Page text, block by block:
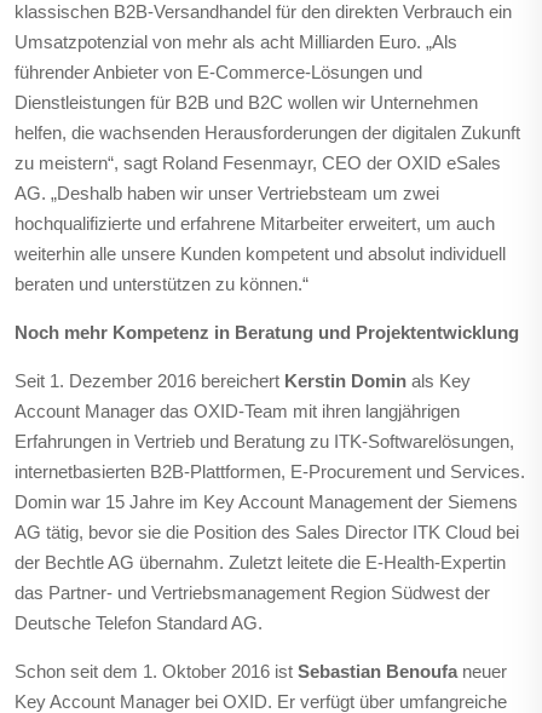
klassischen B2B-Versandhandel für den direkten Verbrauch ein
Umsatzpotenzial von mehr als acht Milliarden Euro. „Als
führender Anbieter von E-Commerce-Lösungen und
Dienstleistungen für B2B und B2C wollen wir Unternehmen
helfen, die wachsenden Herausforderungen der digitalen Zukunft
zu meistern“, sagt Roland Fesenmayr, CEO der OXID eSales
AG. „Deshalb haben wir unser Vertriebsteam um zwei
hochqualifizierte und erfahrene Mitarbeiter erweitert, um auch
weiterhin alle unsere Kunden kompetent und absolut individuell
beraten und unterstützen zu können.“
Noch mehr Kompetenz in Beratung und Projektentwicklung
Seit 1. Dezember 2016 bereichert Kerstin Domin als Key
Account Manager das OXID-Team mit ihren langjährigen
Erfahrungen in Vertrieb und Beratung zu ITK-Softwarelösungen,
internetbasierten B2B-Plattformen, E-Procurement und Services.
Domin war 15 Jahre im Key Account Management der Siemens
AG tätig, bevor sie die Position des Sales Director ITK Cloud bei
der Bechtle AG übernahm. Zuletzt leitete die E-Health-Expertin
das Partner- und Vertriebsmanagement Region Südwest der
Deutsche Telefon Standard AG.
Schon seit dem 1. Oktober 2016 ist Sebastian Benoufa neuer
Key Account Manager bei OXID. Er verfügt über umfangreiche